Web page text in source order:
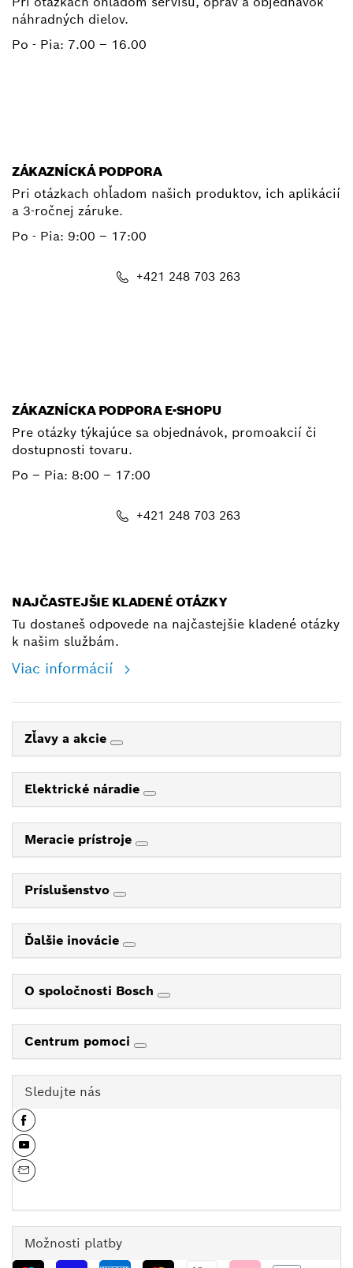
náhradných dielov.
Po - Pia: 7.00 – 16.00
ZÁKAZNÍCKÁ PODPORA
Pri otázkach ohľadom našich produktov, ich aplikácií
a 3-ročnej záruke.
Po - Pia: 9:00 – 17:00
+421 248 703 263
ZÁKAZNÍCKA PODPORA E-SHOPU
Pre otázky týkajúce sa objednávok, promoakcií či
dostupnosti tovaru.
Po – Pia: 8:00 – 17:00
+421 248 703 263
NAJČASTEJŠIE KLADENÉ OTÁZKY
Tu dostaneš odpovede na najčastejšie kladené otázky
k našim službám.
Viac informácií
Zľavy a akcie
Elektrické náradie
Meracie prístroje
Príslušenstvo
Ďalšie inovácie
O spoločnosti Bosch
Centrum pomoci
Sledujte nás
Možnosti platby